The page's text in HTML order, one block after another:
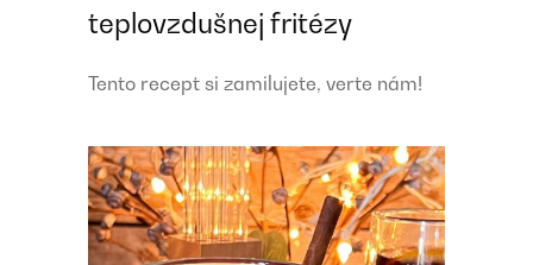
teplovzdušnej fritézy
Tento recept si zamilujete, verte nám!